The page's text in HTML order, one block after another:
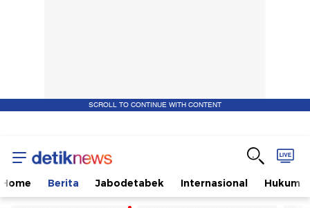
SCROLL TO CONTINUE WITH CONTENT
Home Berita Jabodetabek Internasional Hukum